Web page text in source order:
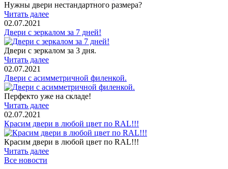
Нужны двери нестандартного размера?
Читать далее
02.07.2021
Двери с зеркалом за 7 дней!
Двери с зеркалом за 3 дня.
Читать далее
02.07.2021
Двери с асимметричной филенкой.
Перфекто уже на складе!
Читать далее
02.07.2021
Красим двери в любой цвет по RAL!!!
Красим двери в любой цвет по RAL!!!
Читать далее
Все новости